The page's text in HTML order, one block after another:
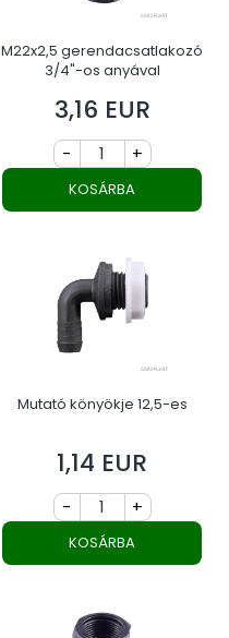
M22x2,5 gerendacsatlakozó
3/4"-os anyával
Ár
3,16 EUR
- +
KOSÁRBA
Mutató könyökje 12,5-es
Ár
1,14 EUR
- +
KOSÁRBA